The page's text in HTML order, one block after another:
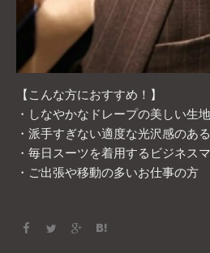
【こんな方におすすめ！】
・しなやかなドレープの美しい生
・派手すぎない適度な光沢感のあ
・毎日スーツを着用するビジネス
・ご出張や移動の多いお仕事の方